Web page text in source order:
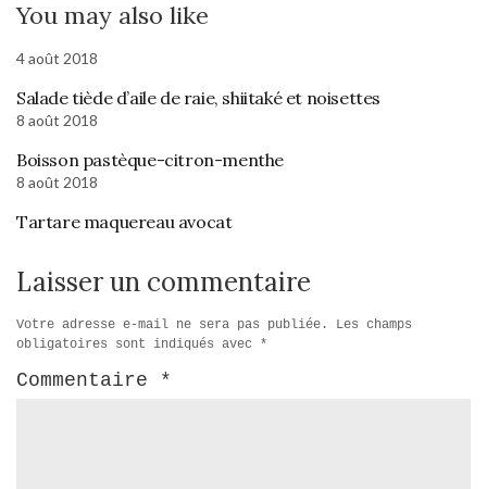
You may also like
4 août 2018
Salade tiède d’aile de raie, shiitaké et noisettes
8 août 2018
Boisson pastèque-citron-menthe
8 août 2018
Tartare maquereau avocat
Laisser un commentaire
Votre adresse e-mail ne sera pas publiée.
Les champs
obligatoires sont indiqués avec *
Commentaire *